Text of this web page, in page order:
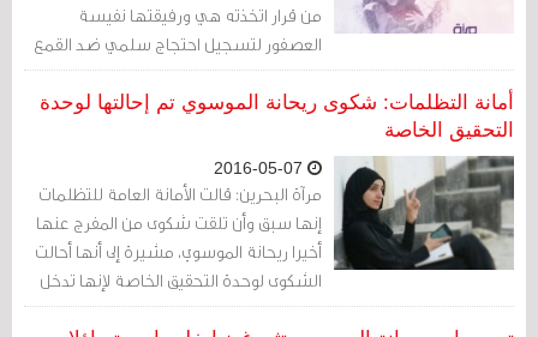
من قرار اتخذته هي ورفيقتها نفيسة
العصفور لتسجيل احتجاج سلمي ضد القمع
الدموي في البحرين أمام جمهور الفورمولا 1. لم
يكن أكثر من هذا. لم تكونا تحملان أكثر من
أمانة التظلمات: شكوى ريحانة الموسوي تم إحالتها لوحدة
التحقيق الخاصة
مرآة البحرين: قالت الأمانة العامة للتظلمات
إنها سبق وأن تلقت شكوى من المفرج عنها
أخيرا ريحانة الموسوي، مشيرة إلى أنها أحالت
الشكوى لوحدة التحقيق الخاصة لإنها تدخل
ضمن اختصاصاتها.